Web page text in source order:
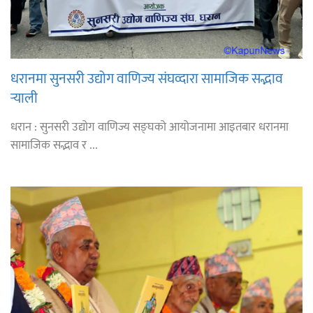
धरानमा सुनसरी उद्योग वाणिज्य संघव्दारा सामाजिक सद्भाव
र्‍याली
धरान : सुनसरी उद्योग वाणिज्य सङ्घको आयोजनामा आइतबार धरानमा
सामाजिक सद्भाव र ...